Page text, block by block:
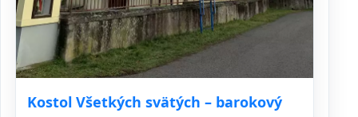
Kostol Všetkých svätých – barokový